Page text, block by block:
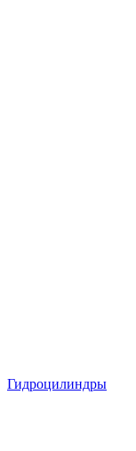
Гидроцилиндры